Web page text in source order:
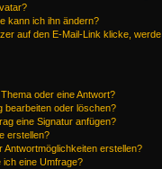
kann ich ihn ändern?
auf den E-Mail-Link klicke,
oder eine Antwort?
bearbeiten oder löschen?
eine Signatur anfügen?
erstellen?
Antwortmöglichkeiten erstellen?
ich eine Umfrage?